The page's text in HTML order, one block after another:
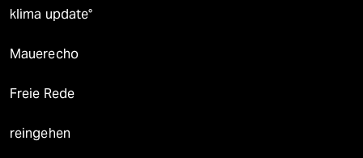
klima update°
Mauerecho
Freie Rede
reingehen